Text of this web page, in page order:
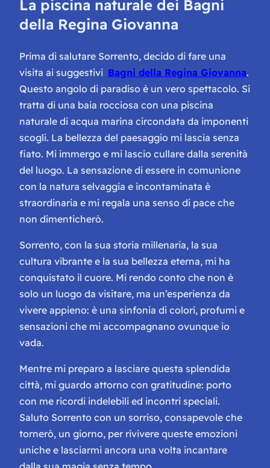
La piscina naturale dei Bagni
della Regina Giovanna
Prima di salutare Sorrento, decido di fare una
visita ai suggestivi Bagni della Regina Giovanna.
Questo angolo di paradiso è un vero spettacolo. Si
tratta di una baia rocciosa con una piscina
naturale di acqua marina circondata da imponenti
scogli. La bellezza del paesaggio mi lascia senza
fiato. Mi immergo e mi lascio cullare dalla serenità
del luogo. La sensazione di essere in comunione
con la natura selvaggia e incontaminata è
straordinaria e mi regala una senso di pace che
non dimenticherò.
Sorrento, con la sua storia millenaria, la sua
cultura vibrante e la sua bellezza eterna, mi ha
conquistato il cuore. Mi rendo conto che non è
solo un luogo da visitare, ma un’esperienza da
vivere appieno: è una sinfonia di colori, profumi e
sensazioni che mi accompagnano ovunque io
vada.
Mentre mi preparo a lasciare questa splendida
città, mi guardo attorno con gratitudine: porto
con me ricordi indelebili ed incontri speciali.
Saluto Sorrento con un sorriso, consapevole che
tornerò, un giorno, per rivivere queste emozioni
uniche e lasciarmi ancora una volta incantare